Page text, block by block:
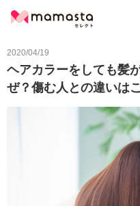
2020/04/19
ヘアカラーをしても髪
ぜ？傷む人との違いは